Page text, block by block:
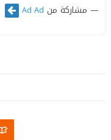
مشاركة من Ad Ad